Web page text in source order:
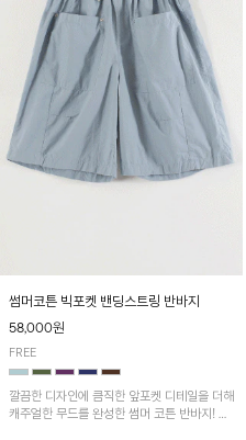
썸머코튼 빅포켓 밴딩스트링 반바지
58,000원
FREE
깔끔한 디자인에 큼직한 앞포켓 디테일을 더해
캐주얼한 무드를 완성한 썸머 코튼 반바지! 허